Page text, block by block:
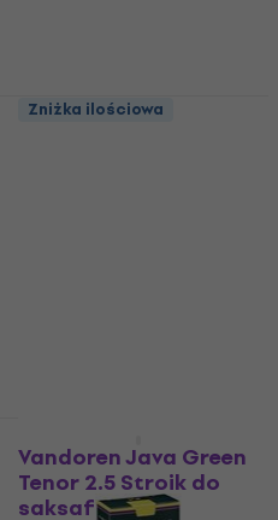
Zniżka ilościowa
Vandoren Java Green
Tenor 2.5 Stroik do
saksafonu